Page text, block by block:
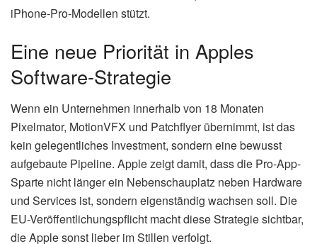
iPhone-Pro-Modellen stützt.
Eine neue Priorität in Apples
Software-Strategie
Wenn ein Unternehmen innerhalb von 18 Monaten
Pixelmator, MotionVFX und Patchflyer übernimmt, ist das
kein gelegentliches Investment, sondern eine bewusst
aufgebaute Pipeline. Apple zeigt damit, dass die Pro-App-
Sparte nicht länger ein Nebenschauplatz neben Hardware
und Services ist, sondern eigenständig wachsen soll. Die
EU-Veröffentlichungspflicht macht diese Strategie sichtbar,
die Apple sonst lieber im Stillen verfolgt.